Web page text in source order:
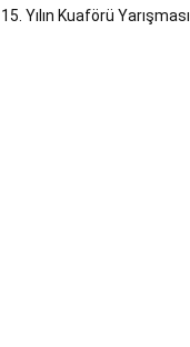
15. Yılın Kuaförü Yarışması